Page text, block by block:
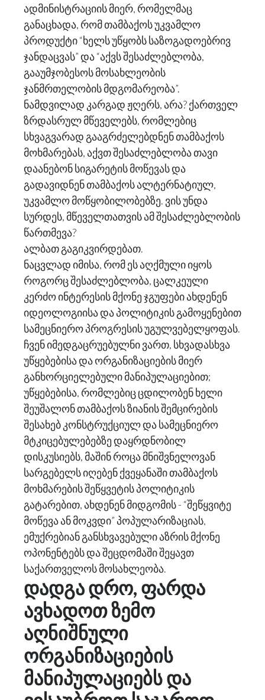
ადმინისტრაციის მიერ, რომელმაც
განაცხადა, რომ თამბაქოს უკვამლო
პროდუქტი “ხელს უწყობს საზოგადოებრივ
ჯანდაცვას” და “აქვს შესაძლებლობა,
გააუმჯობესოს მოსახლეობის
ჯანმრთელობის მდგომარეობა”.
ნამდვილად კარგად ჟღერს, არა? ქართველ
ზრდასრულ მწეველებს, რომლებიც
სხვაგვარად გააგრძელებდნენ თამბაქოს
მოხმარებას, აქვთ შესაძლებლობა თავი
დაანებონ სიგარეტის მოწევას და
გადავიდნენ თამბაქოს ალტერნატიულ,
უკვამლო მოწყობილობებზე. ვის უნდა
სურდეს, მწეველთათვის ამ შესაძლებლობის
წართმევა?
ალბათ გაგიკვირდებათ.
ნაცვლად იმისა, რომ ეს აღქმული იყოს
როგორც შესაძლებლობა, ცალკეული
კერძო ინტერესის მქონე ჯგუფები ახდენენ
იდეოლოგიისა და პოლიტიკის გამოყენებით
სამეცნიერო პროგრესის უგულვებელყოფას.
ჩვენ იმედგაცრუებულნი ვართ, სხვადასხვა
უწყებებისა და ორგანიზაციების მიერ
განხორციელებული მანიპულაციებით;
უწყებებისა, რომლებიც ცდილობენ ხელი
შეუშალონ თამბაქოს ზიანის შემცირების
შესახებ კონსტრუქციულ და სამეცნიერო
მტკიცებულებებზე დაყრდნობილ
დისკუსიებს, მაშინ როცა მნიშვნელოვან
სარგებელს იღებენ ქვეყანაში თამბაქოს
მოხმარების შეწყვეტის პოლიტიკის
გატარებით, ახდენენ მიდგომის - “შეწყვიტე
მოწევა ან მოკვდი” პოპულარიზაციას,
ემუქრებიან განსხვავებული აზრის მქონე
ოპონენტებს და შეცდომაში შეყავთ
საქართველოს მოსახლეობა.
დადგა დრო, ფარდა
ავხადოთ ზემო
აღნიშნული
ორგანიზაციების
მანიპულაციებს და